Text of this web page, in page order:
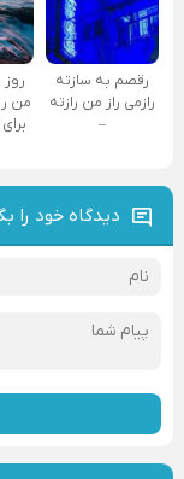
رقصم به سازته
رازمی راز من رازته
–
روز
من
دیدگاه خود را